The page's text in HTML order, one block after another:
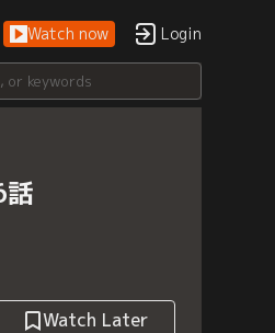
Watch now Login
Watch Later